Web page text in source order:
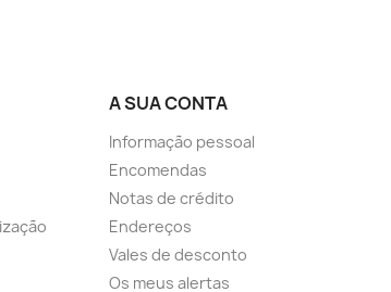
A SUA CONTA
Informação pessoal
Encomendas
Notas de crédito
Endereços
Vales de desconto
Os meus alertas